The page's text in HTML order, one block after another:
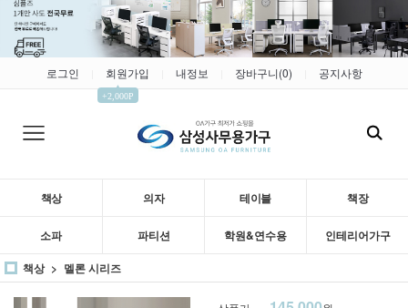
로그인 회원가입
▲
+2,000P
내정보 장바구니(0) 공지사항
책상 의자 테이블 책장
소파 파티션 학원&연수용
인테리어가구
책상
멜론 시리즈